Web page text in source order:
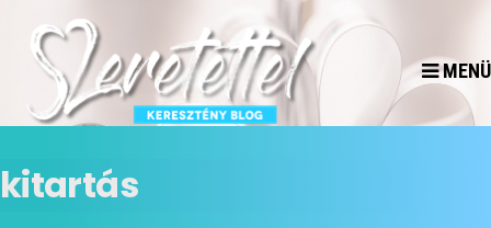
MENÜ
kitartás